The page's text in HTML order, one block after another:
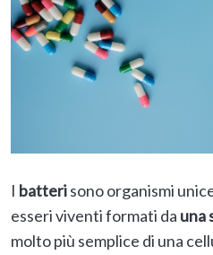
I batterisono organismi
esseri viventi formati da una
molto più semplice di una